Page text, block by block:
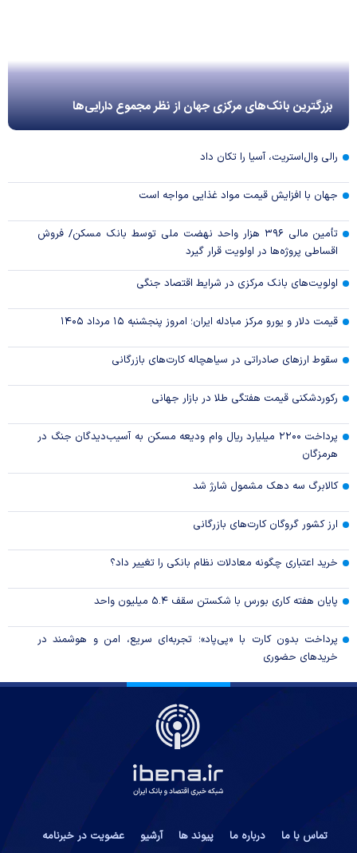
بزرگترین بانک‌های مرکزی جهان از نظر مجموع دارایی‌ها
رالی وال‌استریت، آسیا را تکان داد
جهان با افزایش قیمت مواد غذایی مواجه است
تأمین مالی ۳۹۶ هزار واحد نهضت ملی توسط بانک مسکن/ فروش
اقساطی پروژه‌ها در اولویت قرار گیرد
اولویت‌های بانک مرکزی در شرایط اقتصاد جنگی
قیمت دلار و یورو مرکز مبادله ایران؛ امروز پنجشنبه ۱۵ مرداد ۱۴۰۵
سقوط ارزهای صادراتی در سیاهچاله کارت‌های بازرگانی
رکوردشکنی قیمت هفتگی طلا در بازار‌ جهانی
پرداخت ۲۲۰۰ میلیارد ریال وام ودیعه مسکن به آسیب‌دیدگان جنگ در
هرمزگان
کالابرگ سه دهک مشمول شارژ شد
ارز کشور گروگان کارت‌های بازرگانی
خرید اعتباری چگونه معادلات نظام بانکی را تغییر داد؟
پایان هفته کاری بورس با شکستن سقف ۵.۴ میلیون واحد
پرداخت بدون کارت با «پی‌پاد»؛ تجربه‌ای سریع، امن و هوشمند در
خریدهای حضوری
تماس با ما درباره ما پیوند ها آرشیو عضویت در خبرنامه